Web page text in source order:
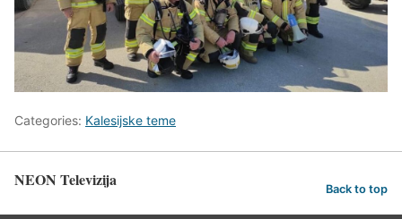
Categories: Kalesijske teme
NEON Televizija Back to top